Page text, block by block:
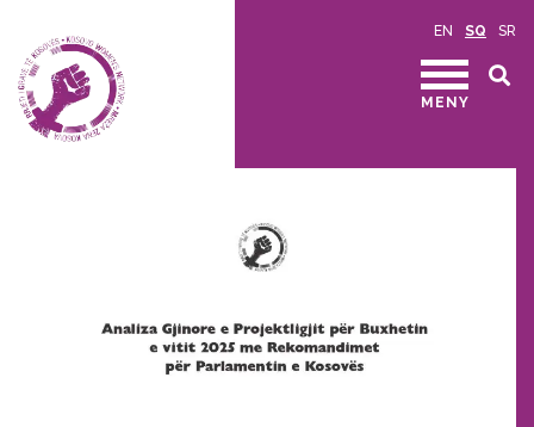
EN SQ SR
MENY